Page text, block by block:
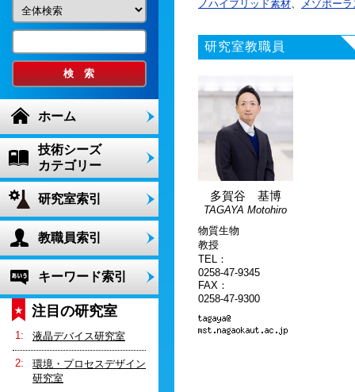
ホーム
技術シーズ
カテゴリー
研究室索引
教職員索引
キーワード索引
注目の研究室
液晶デバイス研究室
環境・プロセスデザイン
研究室
ノハイブリッド素材、 メゾポー
研究室教職員
多賀谷 基博
TAGAYA Motohiro
物質生物
教授
TEL：
0258-47-9345
FAX：
0258-47-9300